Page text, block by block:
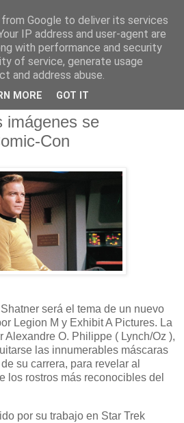
WIlliam Shatner está
imágenes se
Con
será el tema de un nuevo
Legion M y Exhibit A Pictures. La
Alexandre O. Philippe ( Lynch/Oz ),
las innumerables máscaras
su carrera, para revelar al
los rostros más reconocibles del
por su trabajo en Star Trek
Google to deliver its services
IP address and user-agent are
with performance and security
of service, generate usage
and address abuse.
MORE GOT IT